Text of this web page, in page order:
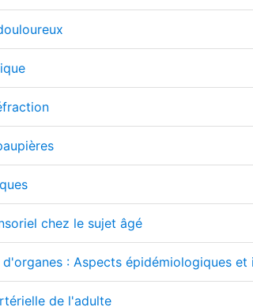
chez le sujet âgé
: Aspects épidémiologiques
de l'adulte